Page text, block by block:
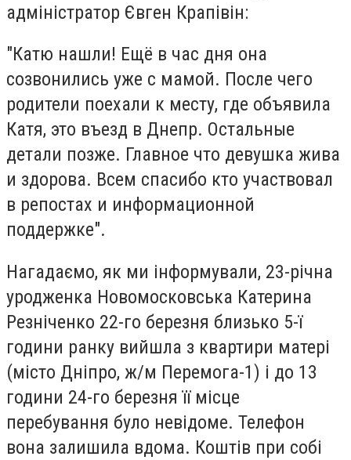
адміністратор Євген Крапівін:
"Катю нашли! Ещё в час дня она
созвонились уже с мамой. После чего
родители поехали к месту, где объявила
Катя, это въезд в Днепр. Остальные
детали позже. Главное что девушка жива
и здорова. Всем спасибо кто участвовал
в репостах и информационной
поддержке".
Нагадаємо, як ми інформували, 23-річна
уродженка Новомосковська Катерина
Резніченко 22-го березня близько 5-ї
години ранку вийшла з квартири матері
(місто Дніпро, ж/м Перемога-1) і до 13
години 24-го березня її місце
перебування було невідоме. Телефон
вона залишила вдома. Коштів при собі